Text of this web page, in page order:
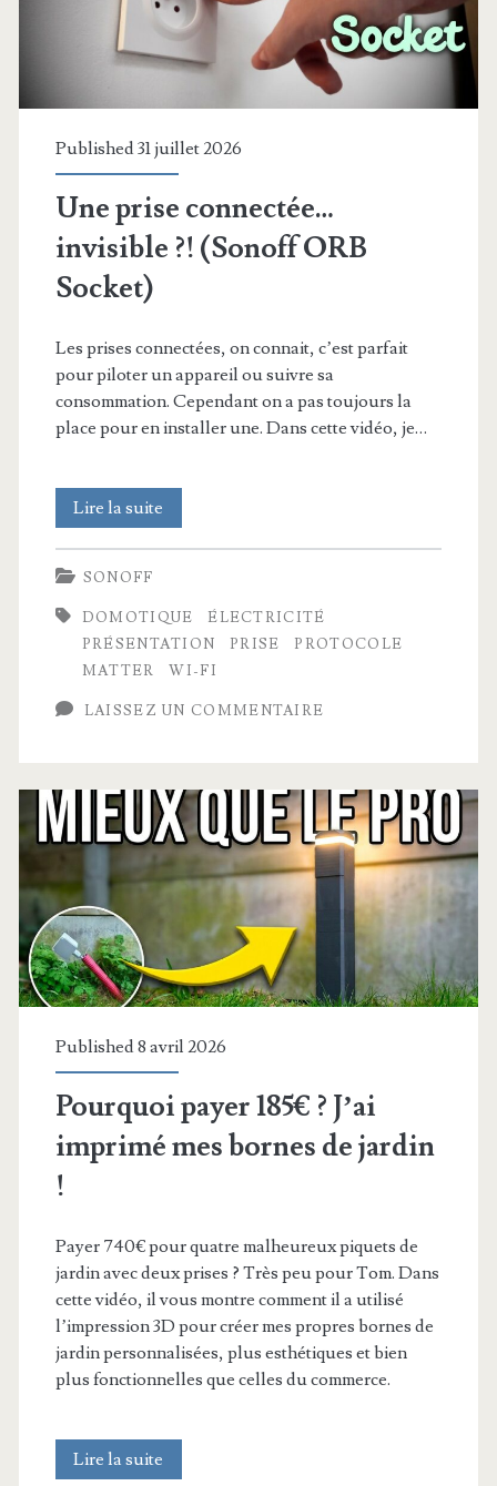
Published 31 juillet 2026
Une prise connectée…
invisible ?! (Sonoff ORB
Socket)
Les prises connectées, on connait, c’est parfait
pour piloter un appareil ou suivre sa
consommation. Cependant on a pas toujours la
place pour en installer une. Dans cette vidéo, je…
Lire la suite
prise
invisible
?!
(Sonoff
Socket)
SONOFF
DOMOTIQUE
ÉLECTRICITÉ
PRÉSENTATION
PRISE
PROTOCOLE
MATTER
WI-FI
LAISSEZ UN COMMENTAIRE
Published 8 avril 2026
Pourquoi payer 185€ ? J’ai
imprimé mes bornes de jardin
!
Payer 740€ pour quatre malheureux piquets de
jardin avec deux prises ? Très peu pour Tom. Dans
cette vidéo, il vous montre comment il a utilisé
l’impression 3D pour créer mes propres bornes de
jardin personnalisées, plus esthétiques et bien
plus fonctionnelles que celles du commerce.
Lire la suite